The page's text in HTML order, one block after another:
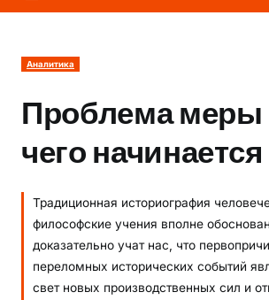
Аналитика
Проблема меры
чего
Традиционная историография
философские учения вполне
доказательно учат нас, что
переломных исторических событий
свет новых производственных сил и